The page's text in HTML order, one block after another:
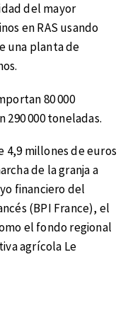
del mayor
en RAS usando
una planta de
80 000
290 000 toneladas.
millones de euros
de la granja a
financiero del
(BPI France), el
el fondo regional
agrícola Le